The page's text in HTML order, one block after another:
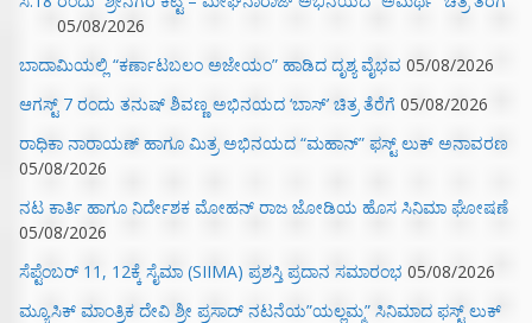
05/08/2026
ಬಾದಾಮಿಯಲ್ಲಿ “ಕರ್ಣಾಟಬಲಂ ಅಜೇಯಂ” ಹಾಡಿದ ದೃಶ್ಯ ವೈಭವ 05/08/2026
ಆಗಸ್ಟ್ 7 ರಂದು ತನುಷ್ ಶಿವಣ್ಣ ಅಭಿನಯದ ‘ಬಾಸ್’ ಚಿತ್ರ ತೆರೆಗೆ 05/08/2026
ರಾಧಿಕಾ ನಾರಾಯಣ್ ಹಾಗೂ ಮಿತ್ರ ಅಭಿನಯದ “ಮಹಾನ್” ಫಸ್ಟ್ ಲುಕ್ ಅನಾವರಣ
05/08/2026
ನಟ ಕಾರ್ತಿ ಹಾಗೂ ನಿರ್ದೇಶಕ ಮೋಹನ್ ರಾಜ ಜೋಡಿಯ ಹೊಸ ಸಿನಿಮಾ ಘೋಷಣೆ
05/08/2026
ಸೆಪ್ಟೆಂಬರ್ 11, 12ಕ್ಕೆ ಸೈಮಾ (SIIMA) ಪ್ರಶಸ್ತಿ ಪ್ರದಾನ ಸಮಾರಂಭ 05/08/2026
ಮ್ಯೂಸಿಕ್‌ ಮಾಂತ್ರಿಕ ದೇವಿ ಶ್ರೀ ಪ್ರಸಾದ್ ನಟನೆಯ”ಯಲ್ಲಮ್ಮ” ಸಿನಿಮಾದ ಫಸ್ಟ್‌ ಲುಕ್‌